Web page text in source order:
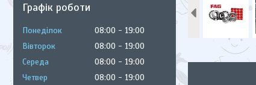
Графік роботи
Понеділок 08:00
19:00
Вівторок
08:00
19:00
Середа
08:00
19:00
Четвер
08:00
19:00